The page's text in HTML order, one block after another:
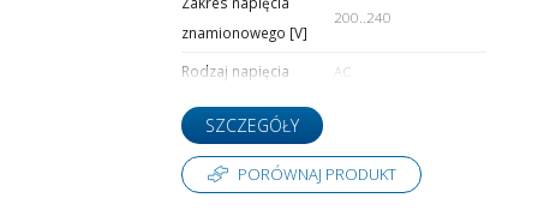
znamionowego [V]
200..240
Rodzaj napięcia AC
SZCZEGÓŁY
PORÓWNAJ PRODUKT